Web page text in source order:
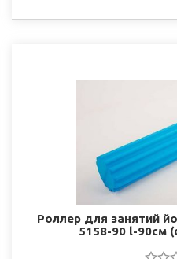
Роллер для занятий
5158-90 l-90см